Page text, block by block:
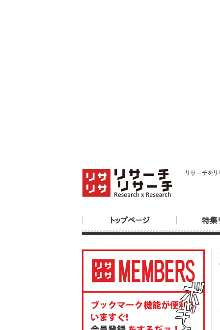
リサーチを
トップページ 特集